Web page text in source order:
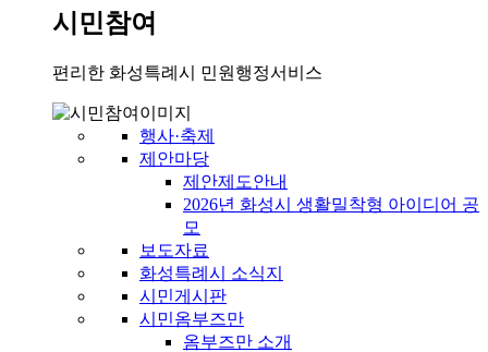
시민참여
편리한 화성특례시 민원행정서비스
행사·축제
제안마당
제안제도안내
2026년 화성시 생활밀착형 아이디어 공
모
보도자료
화성특례시 소식지
시민게시판
시민옴부즈만
옴부즈만 소개